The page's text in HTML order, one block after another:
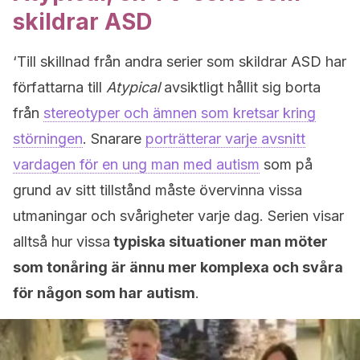
skildrar ASD
‘Till skillnad från andra serier som skildrar ASD har
författarna till Atypicalavsiktligt hållit sig borta
från stereotyper och ämnen som kretsar kring
störningen. Snarare porträtterar varje avsnitt
vardagen för en ung man med autism som på
grund av sitt tillstånd måste övervinna vissa
utmaningar och svårigheter varje dag. Serien visar
alltså hur vissa typiska situationer man möter
som tonåring är ännu mer komplexa och svåra
för någon som har autism.